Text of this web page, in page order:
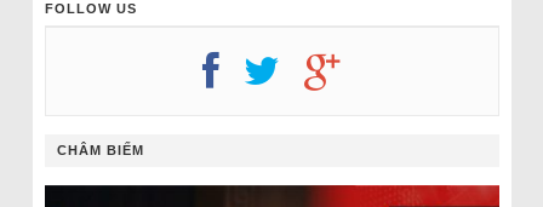
FOLLOW US
CHÂM BIẾM